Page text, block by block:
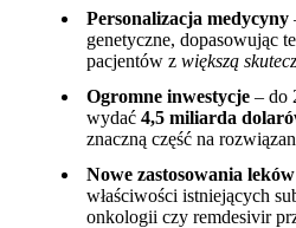
Personalizacja medycyny
genetyczne, dopasowując
pacjentów z większą
Ogromne inwestycje – do
wydać 4,5 miliarda
znaczną część na
Nowe zastosowania leków
właściwości istniejących
onkologii czy remdesivir